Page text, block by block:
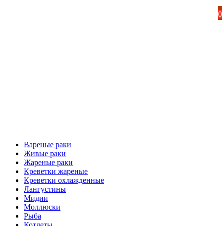
Вареные раки
Живые раки
Жареные раки
Креветки жареные
Креветки охлажденные
Лангустины
Мидии
Моллюски
Рыба
0